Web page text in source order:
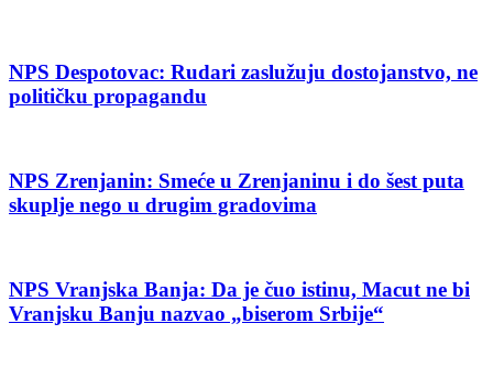
NPS Despotovac: Rudari zaslužuju dostojanstvo, ne
političku propagandu
NPS Zrenjanin: Smeće u Zrenjaninu i do šest puta
skuplje nego u drugim gradovima
NPS Vranjska Banja: Da je čuo istinu, Macut ne bi
Vranjsku Banju nazvao „biserom Srbije“